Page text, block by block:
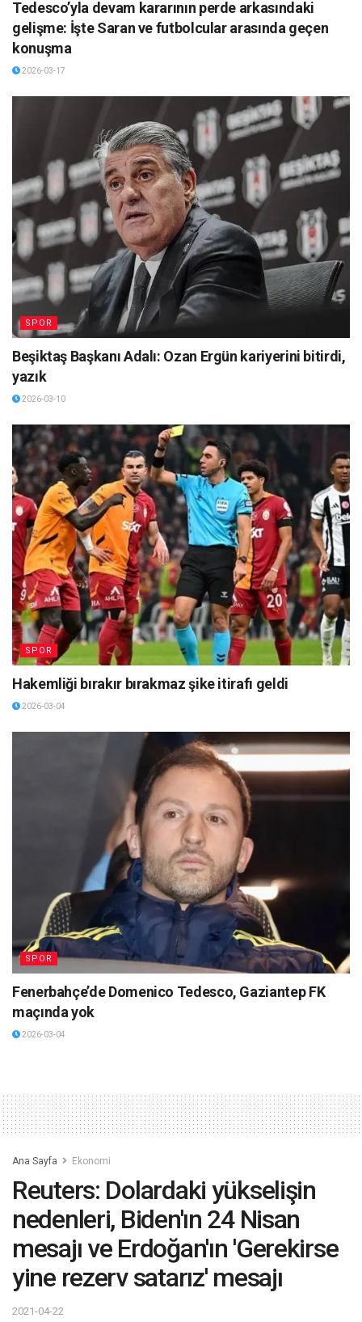
Tedesco’yla devam kararının perde arkasındaki
gelişme: İşte Saran ve futbolcular arasında geçen
konuşma
2026-03-17
SPOR
Beşiktaş Başkanı Adalı: Ozan Ergün kariyerini bitirdi,
yazık
2026-03-10
SPOR
Hakemliği bırakır bırakmaz şike itirafı geldi
2026-03-04
SPOR
Fenerbahçe’de Domenico Tedesco, Gaziantep FK
maçında yok
2026-03-04
Ana Sayfa Ekonomi
Reuters: Dolardaki yükselişin
nedenleri, Biden'ın 24 Nisan
mesajı ve Erdoğan'ın 'Gerekirse
yine rezerv satarız' mesajı
2021-04-22